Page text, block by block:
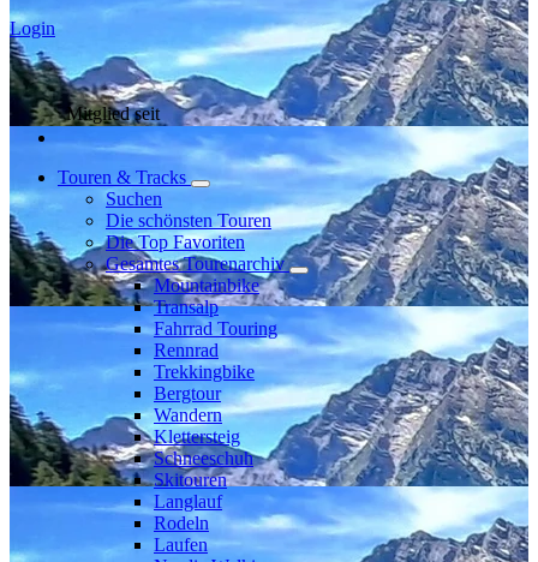
Login
Mitglied seit
Touren & Tracks
Suchen
Die schönsten Touren
Die Top Favoriten
Gesamtes Tourenarchiv
Mountainbike
Transalp
Fahrrad Touring
Rennrad
Trekkingbike
Bergtour
Wandern
Klettersteig
Schneeschuh
Skitouren
Langlauf
Rodeln
Laufen